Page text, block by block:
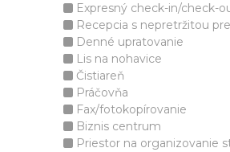
Expresný check-in/check-
Recepcia s nepretržitou
Denné upratovanie
Lis na nohavice
Čistiareň
Práčovňa
Fax/fotokopírovanie
Biznis centrum
Priestor na organizovanie